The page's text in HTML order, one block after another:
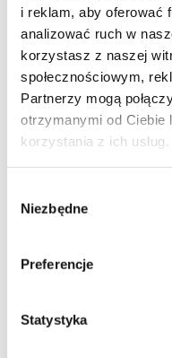
i reklam, aby oferować
analizować ruch w
korzystasz z naszej
społecznościowym,
Partnerzy mogą
otrzymanymi od Ciebie
korzystania z ich usług.
zgody
Niezbędne
Preferencje
Statystyka